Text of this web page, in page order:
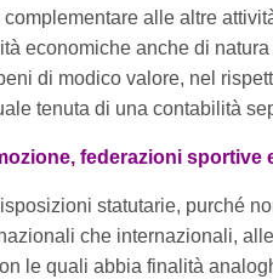
complementare alle altre
economiche anche di
di modico valore, nel
tenuta di una contabilità
federazioni
statutarie, purché
che internazionali,
le quali abbia finalità